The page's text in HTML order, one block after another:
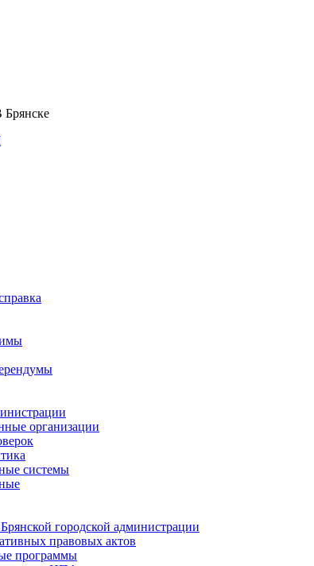
Брянске
организации
системы
городской администрации
правовых актов
программы